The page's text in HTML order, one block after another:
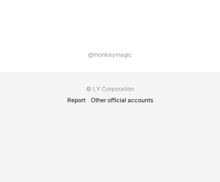
@monkeymagic
© LY Corporation
Report
Other official accounts